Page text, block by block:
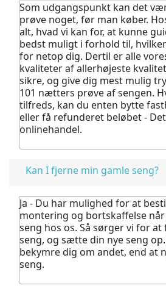
Som udgangspunkt kan det
prøve noget, før man køber.
alt, hvad vi kan for, at kunne
bedst muligt i forhold til,
for netop dig. Dertil er alle
kvaliteter af allerhøjeste
sikre, og give dig mest mulig
101 nætters prøve af sengen.
tilfreds, kan du enten bytte
eller få refunderet beløbet -
onlinehandel.
Kan I fjerne min gamle seng?
Ja - Du har mulighed for at
montering og bortskaffelse
seng hos os. Så sørger vi for
seng, og sætte din nye seng
bekymre dig om andet, end at
seng.